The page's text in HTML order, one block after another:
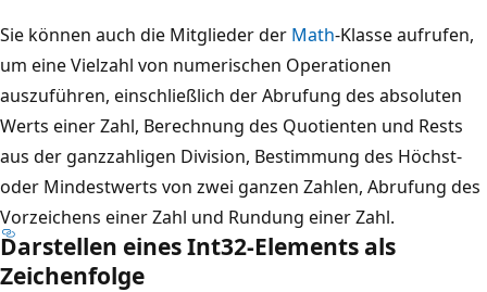
Sie können auch die Mitglieder der Math-Klasse aufrufen,
um eine Vielzahl von numerischen Operationen
auszuführen, einschließlich der Abrufung des absoluten
Werts einer Zahl, Berechnung des Quotienten und Rests
aus der ganzzahligen Division, Bestimmung des Höchst-
oder Mindestwerts von zwei ganzen Zahlen, Abrufung des
Vorzeichens einer Zahl und Rundung einer Zahl.
Darstellen eines Int32-Elements als
Zeichenfolge